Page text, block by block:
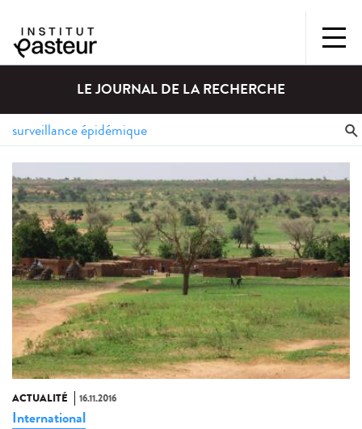
LE JOURNAL DE LA RECHERCHE
ACTUALITÉ 16.11.2016
International